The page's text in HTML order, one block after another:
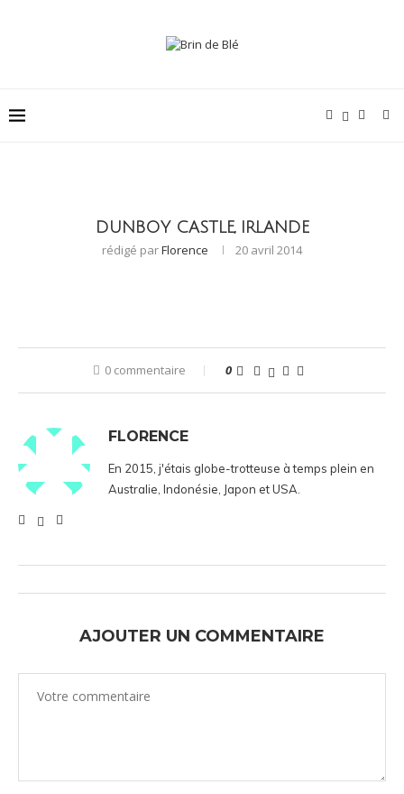
DUNBOY CASTLE, IRLANDE
rédigé parFlorence 20 avril 2014
0 commentaire 0
FLORENCE
En 2015, j'étais globe-trotteuse à temps plein en
Australie, Indonésie, Japon et USA.
AJOUTER UN COMMENTAIRE